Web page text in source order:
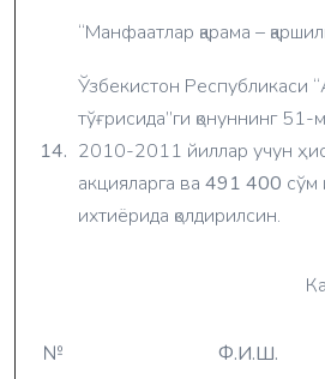
“Манфаатлар қарама –
14.
Ўзбекистон Республикаси
тўғрисида”ги қонуннинг
2010-2011 йиллар учун
акцияларга ва 491 400 сўм
ихтиёрида қолдирилсин.
№ Ф.И.Ш.